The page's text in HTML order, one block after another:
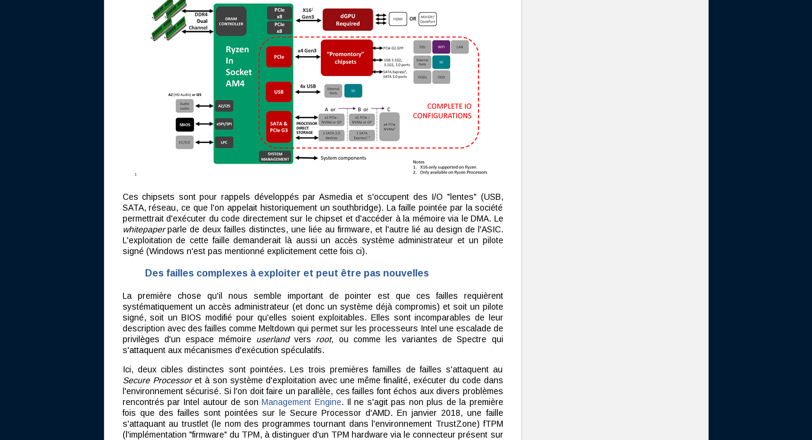
Ces chipsets sont pour rappels développés par Asmedia et s'occupent des I/O "lentes" (USB,
SATA, réseau, ce que l'on appelait historiquement un southbridge). La faille pointée par la société
permettrait d'exécuter du code directement sur le chipset et d'accéder à la mémoire via le DMA. Le
whitepaperparle de deux failles distinctes, une liée au firmware, et l'autre lié au design de l'ASIC.
L'exploitation de cette faille demanderait là aussi un accès système administrateur et un pilote
signé (Windows n'est pas mentionné explicitement cette fois ci).
Des failles complexes à exploiter et peut être pas nouvelles
La première chose qu'il nous semble important de pointer est que ces failles requièrent
systématiquement un accès administrateur (et donc un système déjà compromis) et soit un pilote
signé, soit un BIOS modifié pour qu'elles soient exploitables. Elles sont incomparables de leur
description avec des failles comme Meltdown qui permet sur les processeurs Intel une escalade de
privilèges d'un espace mémoire userlandvers root, ou comme les variantes de Spectre qui
s'attaquent aux mécanismes d'exécution spéculatifs.
Ici, deux cibles distinctes sont pointées. Les trois premières familles de failles s'attaquent au
Secure Processoret à son système d'exploitation avec une même finalité, exécuter du code dans
l'environnement sécurisé. Si l'on doit faire un parallèle, ces failles font échos aux divers problèmes
rencontrés par Intel autour de sonManagement Engine. Il ne s'agit pas non plus de la première
fois que des failles sont pointées sur le Secure Processor d'AMD. En janvier 2018, une faille
s'attaquant au trustlet (le nom des programmes tournant dans l'environnement TrustZone) fTPM
(l'implémentation "firmware" du TPM, à distinguer d'un TPM hardware via le connecteur présent sur